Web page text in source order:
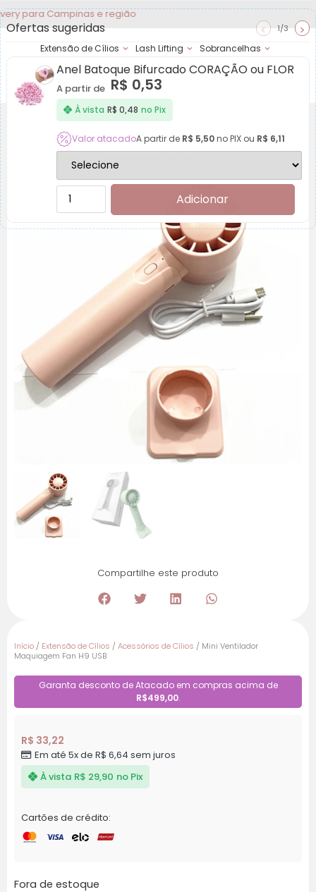
Campinas e região
Extensão de Cílios Lash Lifting Sobrancelhas
Achadinhos Minha
Mini Ventilador Maquiagem Fan H9 USB
Compartilhe este produto
Início / Extensão de Cílios / Acessórios de Cílios / Mini Ventilador
Maquiagem Fan H9 USB
Garanta desconto de Atacado em compras acima de
R$499,00.
R$ 33,22
Em até 5x de R$ 6,64 sem juros
À vista R$ 29,90 no Pix
Cartões de crédito:
Fora de estoque
Ofertas sugeridas < 1/3 >
Anel Batoque Bifurcado CORAÇÃO ou FLOR
A partir de R$ 0,53
À vista R$ 0,48 no Pix
Valor atacadoA partir de R$ 5,50no PIX ou R$ 6,11
Adicionar